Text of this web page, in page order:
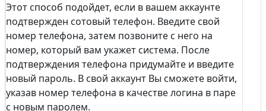
Этот способ подойдет, если в вашем аккаунте
подтвержден сотовый телефон. Введите свой
номер телефона, затем позвоните с него на
номер, который вам укажет система. После
подтверждения телефона придумайте и введите
новый пароль. В свой аккаунт Вы сможете войти,
указав номер телефона в качестве логина в паре
с новым паролем.